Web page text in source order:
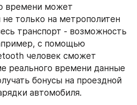
времени может
не только на метрополитен
транспорт - возможность
с помощью
человек сможет
реального времени данные
бонусы на проездной
автомобиля.